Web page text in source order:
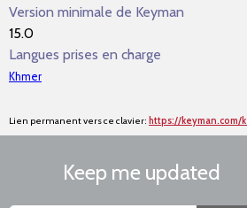
Version minimale de Keyman
15.0
Langues prises en charge
Khmer
Lien permanent vers ce clavier: https://
Keep me updated